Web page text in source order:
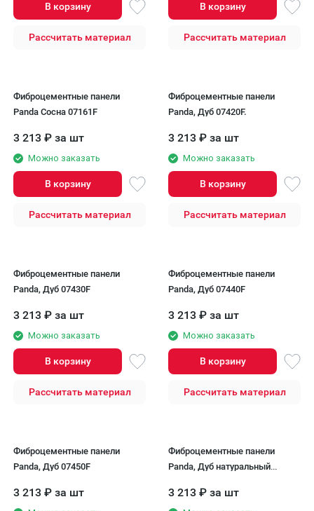
В корзину
Рассчитать материал
В корзину
Рассчитать материал
Фиброцементные панели
Panda Сосна 07161F
3 213 ₽ за шт
Можно заказать
В корзину
Рассчитать материал
Фиброцементные панели
Panda, Дуб 07420F.
3 213 ₽ за шт
Можно заказать
В корзину
Рассчитать материал
Фиброцементные панели
Panda, Дуб 07430F
3 213 ₽ за шт
Можно заказать
В корзину
Рассчитать материал
Фиброцементные панели
Panda, Дуб 07440F
3 213 ₽ за шт
Можно заказать
В корзину
Рассчитать материал
Фиброцементные панели
Panda, Дуб 07450F
3 213 ₽ за шт
Фиброцементные панели
Panda, Дуб натуральный
3 213 ₽ за шт